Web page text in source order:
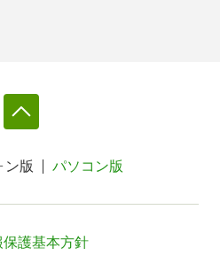
ン版 パソコン版
保護基本方針